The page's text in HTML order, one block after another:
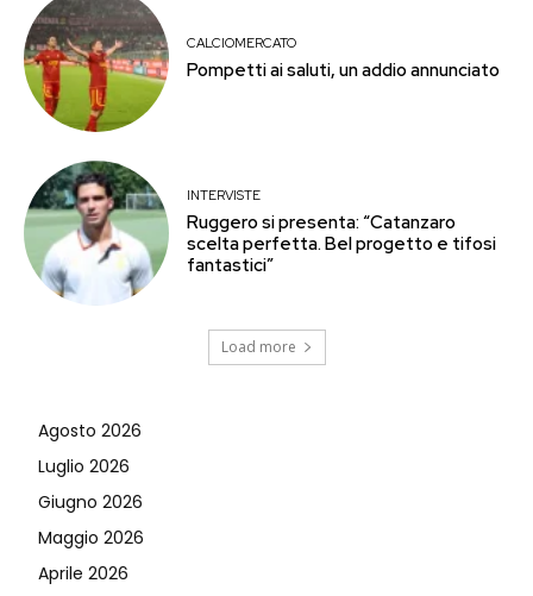
CALCIOMERCATO
Pompetti ai saluti, un addio annunciato
INTERVISTE
Ruggero si presenta: “Catanzaro
scelta perfetta. Bel progetto e tifosi
fantastici”
Load more
Agosto 2026
Luglio 2026
Giugno 2026
Maggio 2026
Aprile 2026